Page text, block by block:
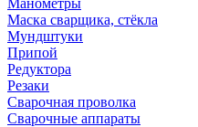
Манометры
Маска сварщика, стёкла
Мундштуки
Припой
Редуктора
Резаки
Сварочная проволка
Сварочные аппараты